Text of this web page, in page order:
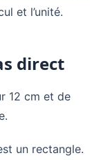
et l’unité.
direct
12 cm et de
un rectangle.